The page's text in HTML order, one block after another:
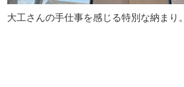
大工さんの手仕事を感じる特別な納まり。